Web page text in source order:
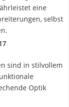
eine
selbst
sind in stilvollem
Optik